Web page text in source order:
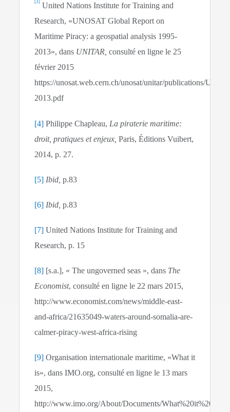
[3]
United Nations Institute for Training and
Research, «UNOSAT Global Report on
Maritime Piracy: a geospatial analysis 1995-
2013», dans UNITAR,consulté en ligne le 25
février 2015
https://unosat.web.cern.ch/unosat/unitar/publications/
2013.pdf
[4] Philippe Chapleau, La piraterie maritime:
droit, pratiques et enjeux,Paris, Éditions Vuibert,
2014, p. 27.
[5] Ibid,p.83
[6] Ibid,p.83
[7] United Nations Institute for Training and
Research, p. 15
[8] [s.a.], « The ungoverned seas », dans The
Economist, consulté en ligne le 22 mars 2015,
http://www.economist.com/news/middle-east-
and-africa/21635049-waters-around-somalia-are-
calmer-piracy-west-africa-rising
[9] Organisation internationale maritime, «What it
is», dans IMO.org, consulté en ligne le 13 mars
2015,
http://www.imo.org/About/Documents/